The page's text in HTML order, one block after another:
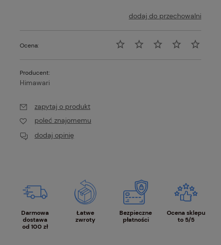
dodaj do przechowalni
Ocena:
Producent:
Himawari
zapytaj o produkt
poleć znajomemu
dodaj opinię
Darmowa
dostawa
od 100 zł
Łatwe
zwroty
Bezpieczne
płatności
Ocena sklepu
to 5/5